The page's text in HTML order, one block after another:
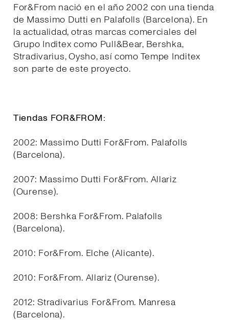
For&From nació en el año 2002 con una tienda
de Massimo Dutti en Palafolls (Barcelona). En
la actualidad, otras marcas comerciales del
Grupo Inditex como Pull&Bear, Bershka,
Stradivarius, Oysho, así como Tempe Inditex
son parte de este proyecto.
Tiendas FOR&FROM:
2002: Massimo Dutti For&From. Palafolls
(Barcelona).
2007: Massimo Dutti For&From. Allariz
(Ourense).
2008: Bershka For&From. Palafolls
(Barcelona).
2010: For&From. Elche (Alicante).
2010: For&From. Allariz (Ourense).
2012: Stradivarius For&From. Manresa
(Barcelona).